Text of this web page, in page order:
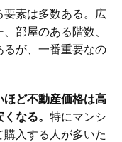
目
素は多数ある。広
部屋のある階数、
るが、一番重要なの
ど不動産価格は高
なる。 特にマンシ
購入する人が多いた